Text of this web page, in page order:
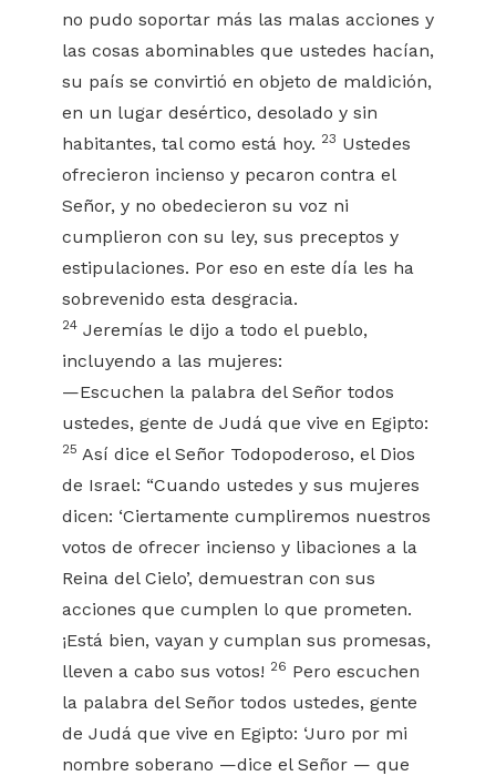
no pudo soportar más las malas acciones y
las cosas abominables que ustedes hacían,
su país se convirtió en objeto de maldición,
en un lugar desértico, desolado y sin
habitantes, tal como está hoy. 23 Ustedes
ofrecieron incienso y pecaron contra el
Señor, y no obedecieron su voz ni
cumplieron con su ley, sus preceptos y
estipulaciones. Por eso en este día les ha
sobrevenido esta desgracia.
24 Jeremías le dijo a todo el pueblo,
incluyendo a las mujeres:
—Escuchen la palabra del Señor todos
ustedes, gente de Judá que vive en Egipto:
25 Así dice el Señor Todopoderoso, el Dios
de Israel: “Cuando ustedes y sus mujeres
dicen: ‘Ciertamente cumpliremos nuestros
votos de ofrecer incienso y libaciones a la
Reina del Cielo’, demuestran con sus
acciones que cumplen lo que prometen.
¡Está bien, vayan y cumplan sus promesas,
lleven a cabo sus votos! 26 Pero escuchen
la palabra del Señor todos ustedes, gente
de Judá que vive en Egipto: ‘Juro por mi
nombre soberano —dice el Señor — que